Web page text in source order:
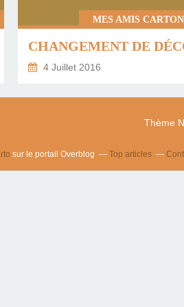
MES AMIS
4 Juillet 2016
Thème
sur le portail Overblog Top articles